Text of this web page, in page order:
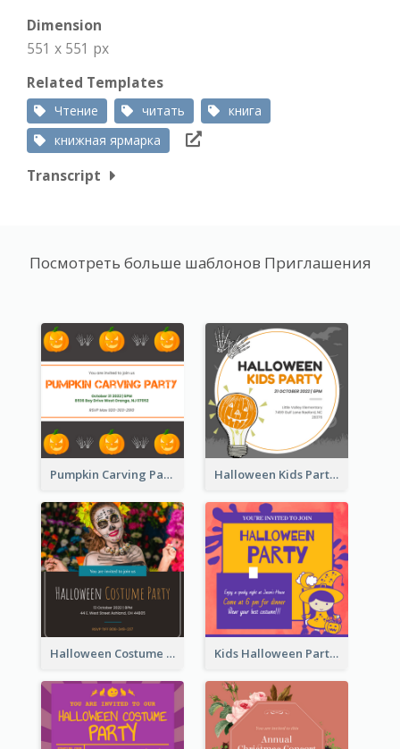
Dimension
551 x 551 px
Related Templates
Чтение читать
книга
книжная ярмарка
Transcript
Посмотреть больше шаблонов Приглашения
Pumpkin Carving Party Invitation Halloween Kids Party Invitation
Halloween Costume Party Invitation Kids Halloween Party Invitation